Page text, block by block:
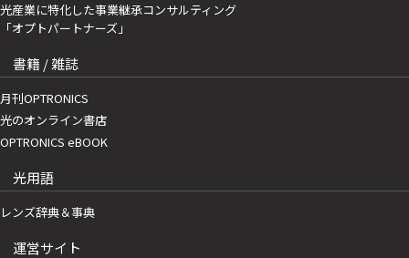
光産業に特化した事業継承コンサルティング
「オプトパートナーズ」
書籍 / 雑誌
月刊OPTRONICS
光のオンライン書店
OPTRONICS eBOOK
光用語
レンズ辞典＆事典
運営サイト